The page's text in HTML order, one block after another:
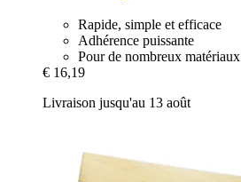
Rapide, simple et efficace
Adhérence puissante
Pour de nombreux matériaux
€ 16,19
Livraison jusqu'au 13 août